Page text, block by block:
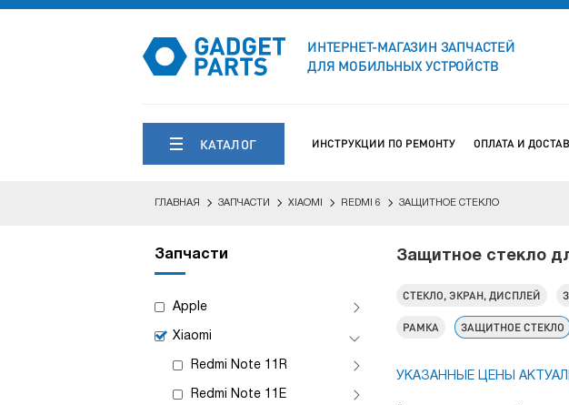
ИНТЕРНЕТ-МАГАЗИН ЗАПЧАСТЕЙ
ДЛЯ МОБИЛЬНЫХ УСТРОЙСТВ
КАТАЛОГ ИНСТРУКЦИИ ПО РЕМОНТУ ОПЛАТА И
ГЛАВНАЯ ЗАПЧАСТИ XIAOMI REDMI 6 ЗАЩИТНОЕ СТЕКЛО
Запчасти
Apple
Xiaomi
Redmi Note 11R
Redmi Note 11E
Защитное стекло
СТЕКЛО, ЭКРАН, ДИСПЛЕЙ
РАМКА ЗАЩИТНОЕ СТЕКЛО
УКАЗАННЫЕ ЦЕНЫ